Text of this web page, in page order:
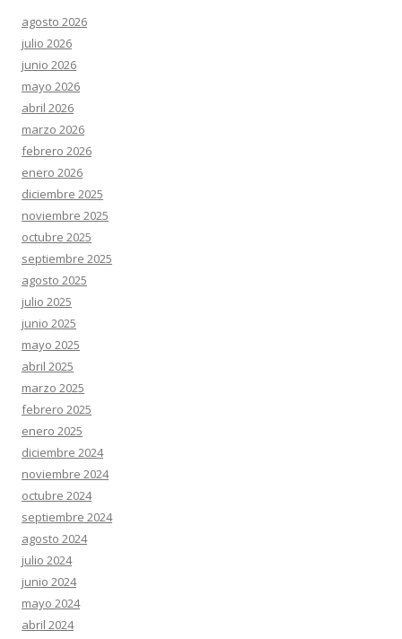
agosto 2026
julio 2026
junio 2026
mayo 2026
abril 2026
marzo 2026
febrero 2026
enero 2026
diciembre 2025
noviembre 2025
octubre 2025
septiembre 2025
agosto 2025
julio 2025
junio 2025
mayo 2025
abril 2025
marzo 2025
febrero 2025
enero 2025
diciembre 2024
noviembre 2024
octubre 2024
septiembre 2024
agosto 2024
julio 2024
junio 2024
mayo 2024
abril 2024